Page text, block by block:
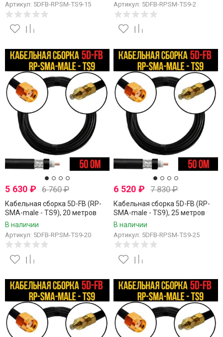
Артикул: 5DFB-RPSM-TS9-15 Артикул: 5DFB-RPSM-TS9-2
5 630 ₽ 6 760₽
Кабельная сборка 5D-FB (RP-
SMA-male - TS9), 20 метров
В наличии
Артикул: 5DFB-RPSM-TS9-20
6 520₽ 7 830₽
Кабельная сборка 5D-FB (RP-
SMA-male - TS9), 25 метров
В наличии
Артикул: 5DFB-RPSM-TS9-25